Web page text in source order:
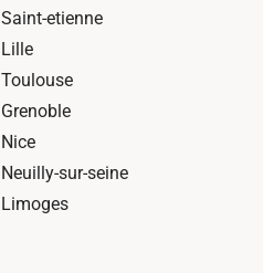
Saint-etienne
Lille
Toulouse
Grenoble
Nice
Neuilly-sur-seine
Limoges